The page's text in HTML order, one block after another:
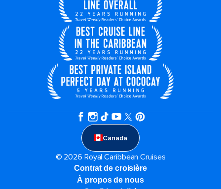
Canada
© 2026 Royal Caribbean Cruises
Contrat de croisière
À propos de nous